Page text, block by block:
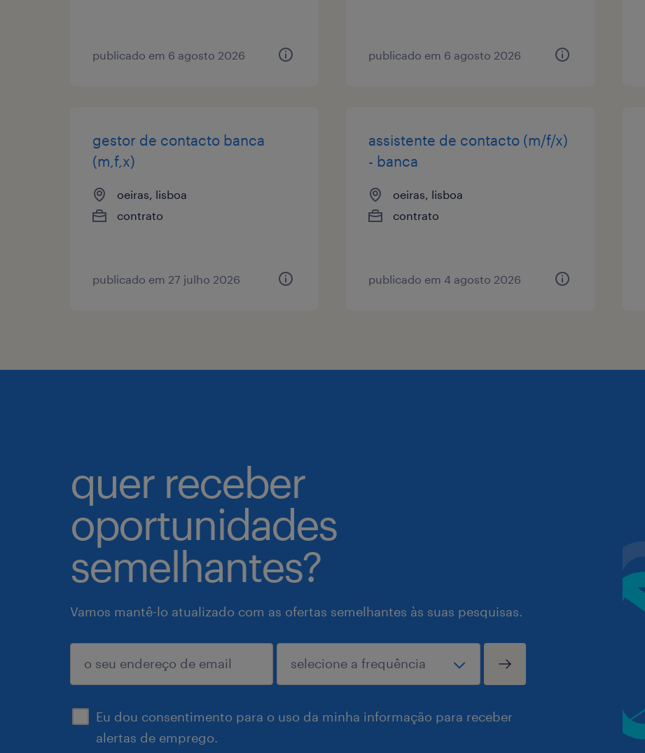
publicado em 6 agosto 2026 publicado em 6 agosto 2026
gestor de contacto banca
(m,f,x)
oeiras, lisboa
contrato
publicado em 27 julho 2026
assistente de contacto (m/f/x)
- banca
oeiras, lisboa
contrato
publicado em 4 agosto 2026
quer receber
oportunidades
semelhantes?
Vamos mantê-lo atualizado com as ofertas semelhantes às suas pesquisas.
Eu dou consentimento para o uso da minha informação para receber
alertas de emprego.
enviar